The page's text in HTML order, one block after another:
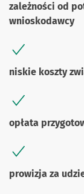
zależności od
wnioskodawcy
niskie koszty
opłata
prowizja za